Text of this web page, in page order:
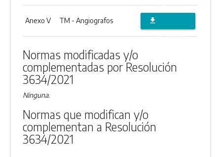
ANEXO
Anexo V TM - Angiografos file_download
DESCARGAR
Normas modificadas y/o
complementadas por Resolución
3634/2021
Ninguna.
Normas que modifican y/o
complementan a Resolución
3634/2021